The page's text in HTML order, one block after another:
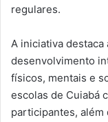
regulares.
A iniciativa
desenvolvimento
físicos, mentais e
escolas de Cuiabá
participantes, além